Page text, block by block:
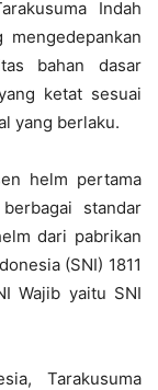
Indah
bahan dasar
ketat sesuai
yang berlaku.
helm pertama
standar
dari pabrikan
(SNI) 1811
Wajib yaitu SNI
Tarakusuma